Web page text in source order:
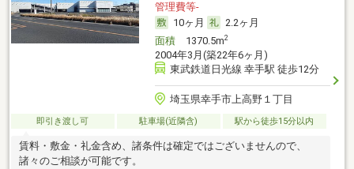
管理費等-
10ヶ月
2.2ヶ月
面積1370.5m2
2004年3月(築22年6ヶ月)
東武鉄道日光線 幸手駅 徒歩12分
埼玉県幸手市上高野１丁目
即引き渡し可 駐車場(近隣含) 駅から徒歩15分以内
賃料・敷金・礼金含め、諸条件は確定ではございませんので、
諸々のご相談が可能です。